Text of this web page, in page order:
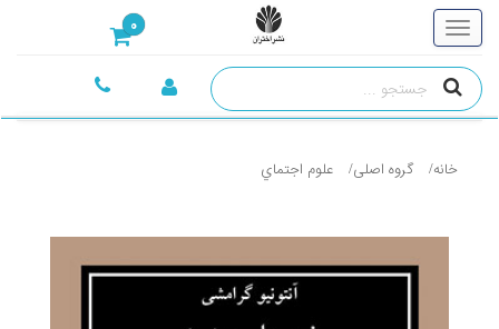
0
خانه گروه اصلی علوم اجتماي